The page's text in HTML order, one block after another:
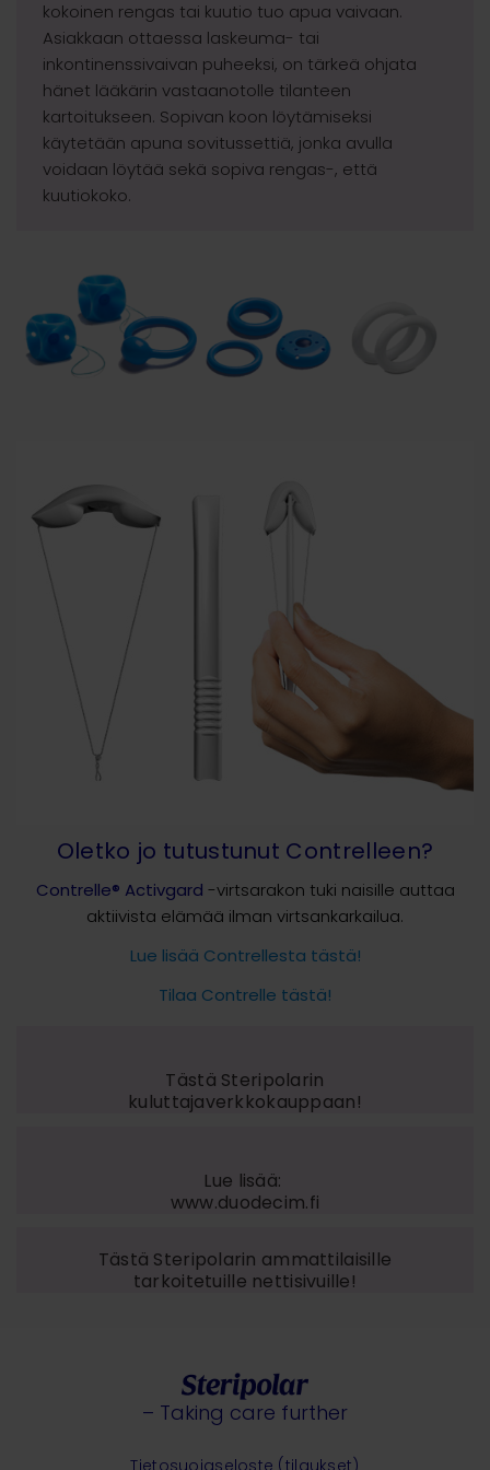
kokoinen rengas tai kuutio tuo apua vaivaan.
Asiakkaan ottaessa laskeuma- tai
inkontinenssivaivan puheeksi, on tärkeä ohjata
hänet lääkärin vastaanotolle tilanteen
kartoitukseen. Sopivan koon löytämiseksi
käytetään apuna sovitussettiä, jonka avulla
voidaan löytää sekä sopiva rengas-, että
kuutiokoko.
Oletko jo tutustunut Contrelleen?
Contrelle® Activgard -virtsarakon tuki naisille auttaa
aktiivista elämää ilman virtsankarkailua.
Lue lisää Contrellesta tästä!
Tilaa Contrelle tästä!
Tästä Steripolarin
kuluttajaverkkokauppaan!
Lue lisää:
www.duodecim.fi
Tästä Steripolarin ammattilaisille
tarkoitetuille nettisivuille!
– Taking care further